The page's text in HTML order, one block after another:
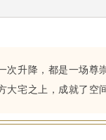
次升降，都是一场尊
大宅之上，成就了空